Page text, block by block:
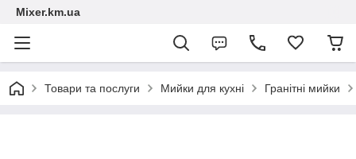
Mixer.km.ua
Товари та послуги Мийки для кухні Гранітні мийки